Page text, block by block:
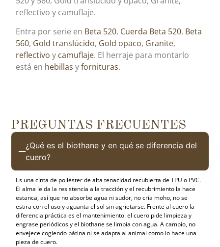
reflectivo y camuflaje.
Entra por serie en Beta 520, Cuerda Beta 520, Beta
560, Gold translúcido, Gold opaco, Granite,
reflectivo y camuflaje. El herraje para montarlo
está en hebillas yfornituras.
PREGUNTAS FRECUENTES
¿Qué es el biothane y en qué se diferencia del
cuero?
Es una cinta de poliéster de alta tenacidad recubierta de TPU o PVC.
El alma le da la resistencia a la tracción y el recubrimiento la hace
estanca, así que no absorbe agua ni sudor, no cría moho, no se
estira con el uso y aguanta el sol sin agrietarse. Frente al cuero la
diferencia práctica es el mantenimiento: el cuero pide limpieza y
engrase periódicos y el biothane se limpia con agua. A cambio, no
envejece cogiendo pátina ni se adapta al animal como lo hace una
pieza de cuero.